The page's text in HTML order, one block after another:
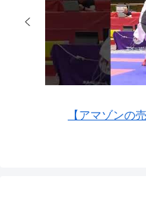
【アマゾンの